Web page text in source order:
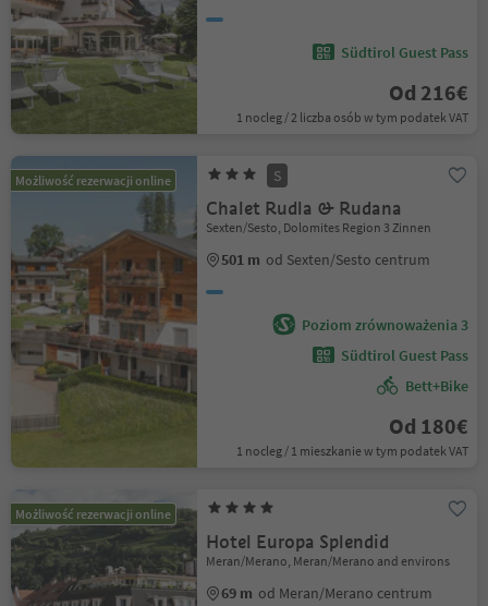
Südtirol Guest Pass
Od 216€
1 nocleg / 2 liczba osób w tym podatek VAT
Możliwość rezerwacji online S
Chalet Rudla & Rudana
Sexten/Sesto, Dolomites Region 3 Zinnen
501 m od Sexten/Sesto centrum
Poziom zrównoważenia 3
Südtirol Guest Pass
Bett+Bike
Od 180€
1 nocleg / 1 mieszkanie w tym podatek VAT
Możliwość rezerwacji online
Hotel Europa Splendid
Meran/Merano, Meran/Merano and environs
69 m od Meran/Merano centrum